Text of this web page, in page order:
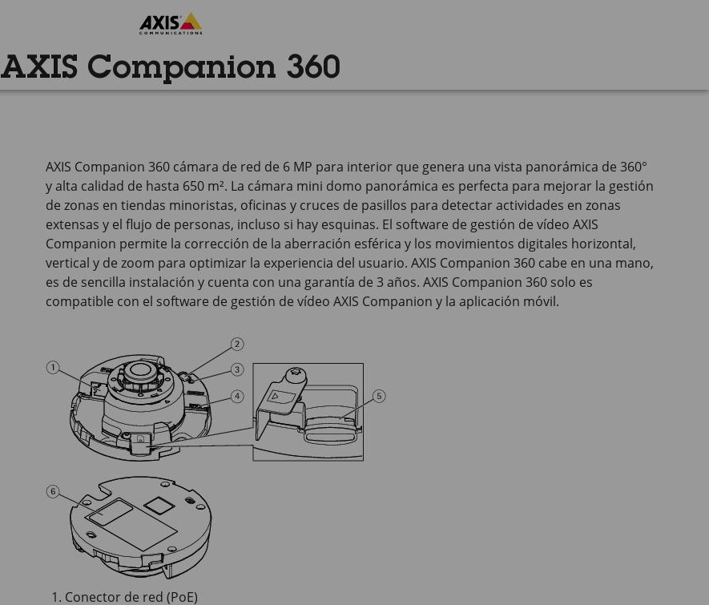
AXIS Companion 360
AXIS Companion 360 cámara de red de 6 MP para interior que genera una vista panorámica de 360°
y alta calidad de hasta 650 m². La cámara mini domo panorámica es perfecta para mejorar la gestión
de zonas en tiendas minoristas, oficinas y cruces de pasillos para detectar actividades en zonas
extensas y el flujo de personas, incluso si hay esquinas. El software de gestión de vídeo AXIS
Companion permite la corrección de la aberración esférica y los movimientos digitales horizontal,
vertical y de zoom para optimizar la experiencia del usuario. AXIS Companion 360 cabe en una mano,
es de sencilla instalación y cuenta con una garantía de 3 años. AXIS Companion 360 solo es
compatible con el software de gestión de vídeo AXIS Companion y la aplicación móvil.
Conector de red (PoE)